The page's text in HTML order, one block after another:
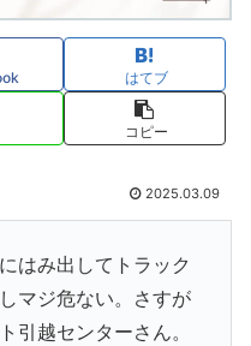
はてブ
コピー
2025.03.09
はみ出してトラック
マジ危ない。さすが
引越センターさん。